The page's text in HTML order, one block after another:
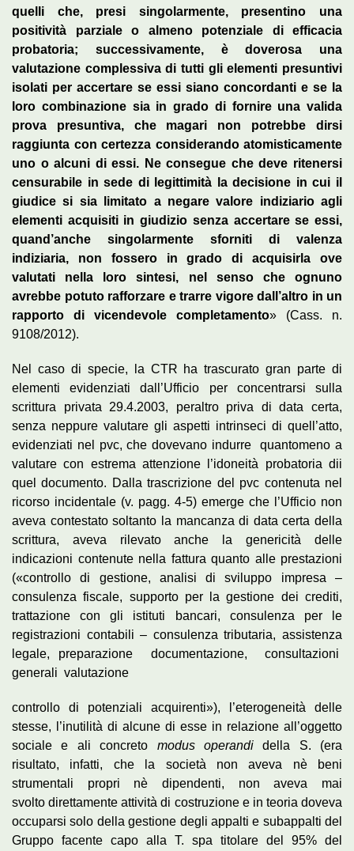
quelli che, presi singolarmente, presentino una
positività parziale o almeno potenziale di efficacia
probatoria; successivamente, è doverosa una
valutazione complessiva di tutti gli elementi presuntivi
isolati per accertare se essi siano concordanti e se la
loro combinazione sia in grado di fornire una valida
prova presuntiva, che magari non potrebbe dirsi
raggiunta con certezza considerando atomisticamente
uno o alcuni di essi. Ne consegue che deve ritenersi
censurabile in sede di legittimità la decisione in cui il
giudice si sia limitato a negare valore indiziario agli
elementi acquisiti in giudizio senza accertare se essi,
quand’anche singolarmente sforniti di valenza
indiziaria, non fossero in grado di acquisirla ove
valutati nella loro sintesi, nel senso che ognuno
avrebbe potuto rafforzare e trarre vigore dall’altro in un
rapporto di vicendevole completamento» (Cass. n.
9108/2012).
Nel caso di specie, la CTR ha trascurato gran parte di
elementi evidenziati dall’Ufficio per concentrarsi sulla
scrittura privata 29.4.2003, peraltro priva di data certa,
senza neppure valutare gli aspetti intrinseci di quell’atto,
evidenziati nel pvc, che dovevano indurre quantomeno a
valutare con estrema attenzione l’idoneità probatoria dii
quel documento. Dalla trascrizione del pvc contenuta nel
ricorso incidentale (v. pagg. 4-5) emerge che l’Ufficio non
aveva contestato soltanto la mancanza di data certa della
scrittura, aveva rilevato anche la genericità delle
indicazioni contenute nella fattura quanto alle prestazioni
(«controllo di gestione, analisi di sviluppo impresa –
consulenza fiscale, supporto per la gestione dei crediti,
trattazione con gli istituti bancari, consulenza per le
registrazioni contabili – consulenza tributaria, assistenza
legale, preparazione documentazione, consultazioni
generali valutazione
controllo di potenziali acquirenti»), l’eterogeneità delle
stesse, l’inutilità di alcune di esse in relazione all’oggetto
sociale e ali concreto modus operandidella S. (era
risultato, infatti, che la società non aveva nè beni
strumentali propri nè dipendenti, non aveva mai
svolto direttamente attività di costruzione e in teoria doveva
occuparsi solo della gestione degli appalti e subappalti del
Gruppo facente capo alla T. spa titolare del 95% del